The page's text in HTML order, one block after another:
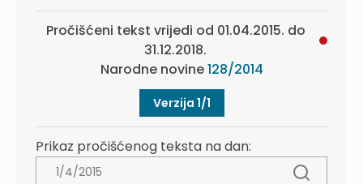
Pročišćeni tekst vrijedi od 01.04.2015. do
31.12.2018.
Narodne novine128/2014
Verzija 1/1
Prikaz pročišćenog teksta na dan: